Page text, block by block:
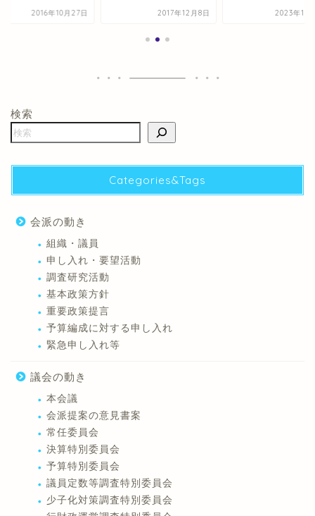
2016年10月27日 2017年12月8日 2023年10
検索
Categories&Tags
会派の動き
組織・議員
申し入れ・要望活動
調査研究活動
基本政策方針
重要政策提言
予算編成に対する申し入れ
緊急申し入れ等
議会の動き
本会議
会派提案の意見書案
常任委員会
決算特別委員会
予算特別委員会
議員定数等調査特別委員会
少子化対策調査特別委員会